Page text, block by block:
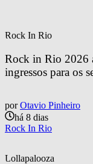
Rock In Rio
Rock in Rio 2026
ingressos para os
por Otavio Pinheiro
há 8 dias
Rock In Rio
Lollapalooza